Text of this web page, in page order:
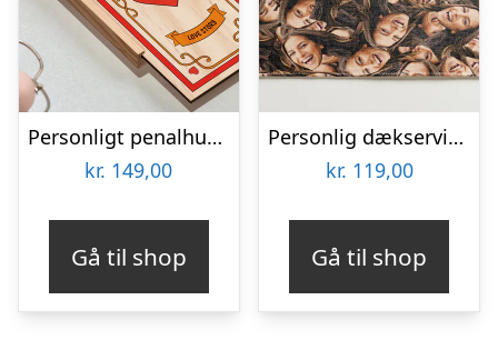
Personligt penalhus med Retrodesign
kr. 149,00
Gå til shop
Personlig dækserviet med Billede – Multiface
kr. 119,00
Gå til shop